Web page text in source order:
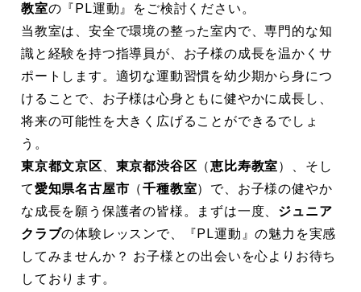
教室の『PL運動』をご検討ください。
当教室は、安全で環境の整った室内で、専門的な知
識と経験を持つ指導員が、お子様の成長を温かくサ
ポートします。適切な運動習慣を幼少期から身につ
けることで、お子様は心身ともに健やかに成長し、
将来の可能性を大きく広げることができるでしょ
う。
東京都文京区、 東京都渋谷区 （恵比寿教室）、そし
て愛知県名古屋市 （千種教室）で、お子様の健やか
な成長を願う保護者の皆様。まずは一度、 ジュニア
クラブの体験レッスンで、『PL運動』の魅力を実感
してみませんか？ お子様との出会いを心よりお待ち
しております。